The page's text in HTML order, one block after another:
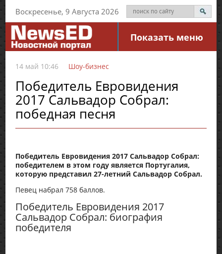
Воскресенье, 9 Августа 2026
Показать меню
14 май 10:46 Шоу-бизнес
Победитель Евровидения
2017 Сальвадор Собрал:
победная песня
Победитель Евровидения 2017 Сальвадор Собрал:
победителем в этом году является Португалия,
которую представил 27-летний Сальвадор Собрал.
Певец набрал 758 баллов.
Победитель Евровидения 2017
Сальвадор Собрал: биография
победителя